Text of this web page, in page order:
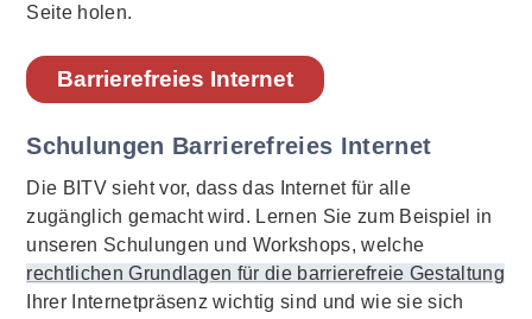
Seite holen.
Barrierefreies Internet
Schulungen Barrierefreies Internet
Die BITV sieht vor, dass das Internet für alle
zugänglich gemacht wird. Lernen Sie zum Beispiel in
unseren Schulungen und Workshops, welche
rechtlichen Grundlagen für die barrierefreie Gestaltung
Ihrer Internetpräsenz wichtig sind und wie sie sich